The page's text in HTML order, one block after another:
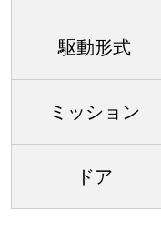
駆動形式
ミッション
ドア